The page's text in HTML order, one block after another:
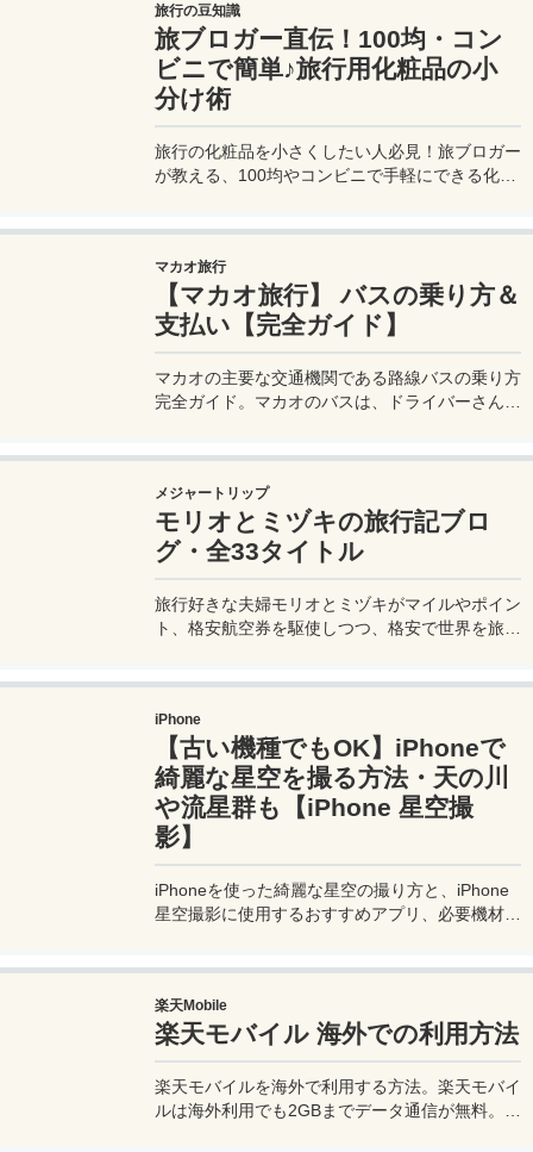
舞われることもあるので注意が必要だ。
旅行の豆知識
旅ブロガー直伝！100均・コン
ビニで簡単♪旅行用化粧品の小
分け術
旅行の化粧品を小さくしたい人必見！旅ブロガー
が教える、100均やコンビニで手軽にできる化粧
マカオ旅行
【マカオ旅行】 バスの乗り方＆
支払い【完全ガイド】
マカオの主要な交通機関である路線バスの乗り方
完全ガイド。マカオのバスは、ドライバーさんも
法を知って、現地での移動に備えよう。
メジャートリップ
モリオとミヅキの旅行記ブロ
グ・全33タイトル
旅行好きな夫婦モリオとミヅキがマイルやポイン
ト、格安航空券を駆使しつつ、格安で世界を旅す
便利な情報、かかった費用など様々な情報をお届
け！夫婦喧嘩あり、ホロッと涙することもあり、
中年夫婦の等身大旅行記ブログ。
iPhone
【古い機種でもOK】iPhoneで
綺麗な星空を撮る方法・天の川
や流星群も【iPhone 星空撮
影】
iPhoneを使った綺麗な星空の撮り方と、iPhone
星空撮影に使用するおすすめアプリ、必要機材な
ば流星群の流れ星も撮影可能なので、iPhoneで
綺麗な星空撮影をしたいときはチャレンジしてみ
よう。
楽天Mobile
楽天モバイル 海外での利用方法
楽天モバイルを海外で利用する方法。楽天モバイ
ルは海外利用でも2GBまでデータ通信が無料。ま